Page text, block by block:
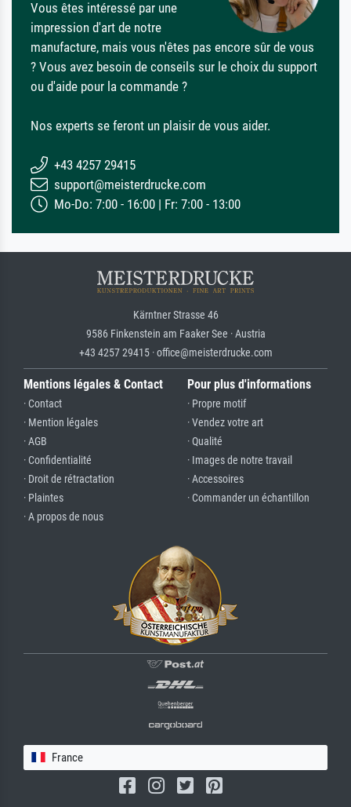
Vous êtes intéressé par une
impression d'art de notre
manufacture, mais vous n'êtes pas encore sûr de vous
? Vous avez besoin de conseils sur le choix du support
ou d'aide pour la commande ?
Nos experts se feront un plaisir de vous aider.
+43 4257 29415
support@meisterdrucke.com
Mo-Do: 7:00 - 16:00 | Fr: 7:00 - 13:00
Kärntner Strasse 46
9586 Finkenstein am Faaker See · Austria
+43 4257 29415 · office@meisterdrucke.com
Mentions légales & Contact
· Contact
· Mention légales
· AGB
· Confidentialité
· Droit de rétractation
· Plaintes
· A propos de nous
Pour plus d'informations
· Propre motif
· Vendez votre art
· Qualité
· Images de notre travail
· Accessoires
· Commander un échantillon
France